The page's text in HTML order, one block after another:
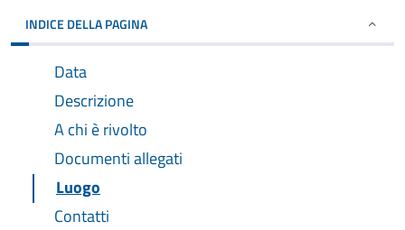
INDICE DELLA PAGINA
Data
Descrizione
A chi è rivolto
Documenti allegati
Luogo
Contatti